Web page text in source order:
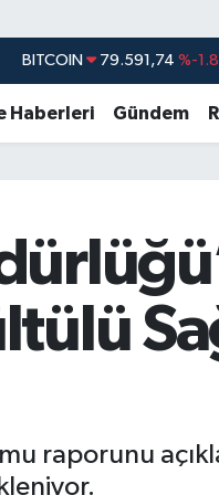
DOLAR 45,43620
EURO 53,38690
STERLİN 61,60380
Haberleri Gündem
raporunu